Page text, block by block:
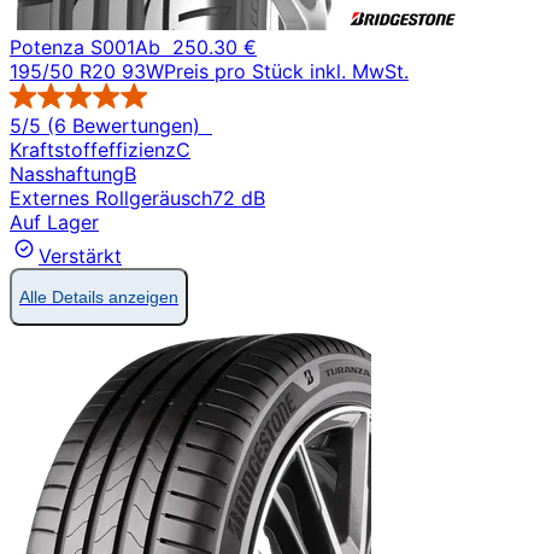
Potenza S001Ab 250.30 €
195/50 R20 93WPreis pro Stück inkl. MwSt.
5/5 (6 Bewertungen)
KraftstoffeffizienzC
NasshaftungB
Externes Rollgeräusch72 dB
Auf Lager
Verstärkt
Alle Details anzeigen